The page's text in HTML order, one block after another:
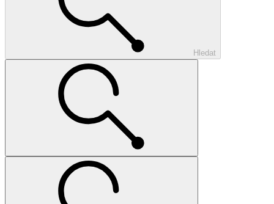
Hledat